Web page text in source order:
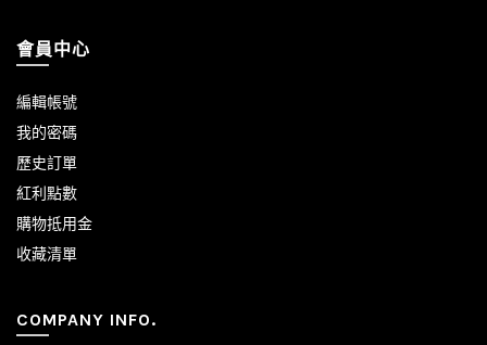
會員中心
編輯帳號
我的密碼
歷史訂單
紅利點數
購物抵用金
收藏清單
COMPANY INFO.